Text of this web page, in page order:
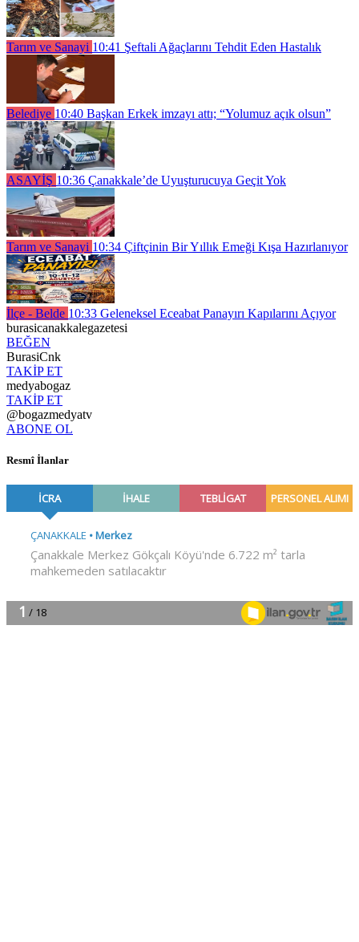
Tarım ve Sanayi 10:41 Şeftali Ağaçlarını Tehdit Eden Hastalık
Belediye 10:40 Başkan Erkek imzayı attı; “Yolumuz açık olsun”
ASAYİŞ 10:36 Çanakkale’de Uyuşturucuya Geçit Yok
Tarım ve Sanayi 10:34 Çiftçinin Bir Yıllık Emeği Kışa Hazırlanıyor
İlçe - Belde 10:33 Geleneksel Eceabat Panayırı Kapılarını Açıyor
burasicanakkalegazetesi
BEĞEN
BurasiCnk
TAKİP ET
medyabogaz
TAKİP ET
@bogazmedyatv
ABONE OL
Resmî İlanlar